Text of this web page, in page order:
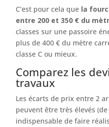
C’est pour cela que la
entre 200 et 350 € du
classes sur une passoire
plus de 400 € du mètre
classe C ou mieux.
Comparez les
travaux
Les écarts de prix entre 2
peuvent être très élevés
indispensable de faire